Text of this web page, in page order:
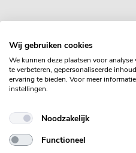
De verduurzaming
van de Europese
Lagere
In 2025 bracht de Van
Wij gebruiken cookies
We kunnen deze plaatsen voor
te verbeteren, gepersonaliseerde
ervaring te bieden. Voor meer
instellingen.
Noodzakelijk
Functioneel